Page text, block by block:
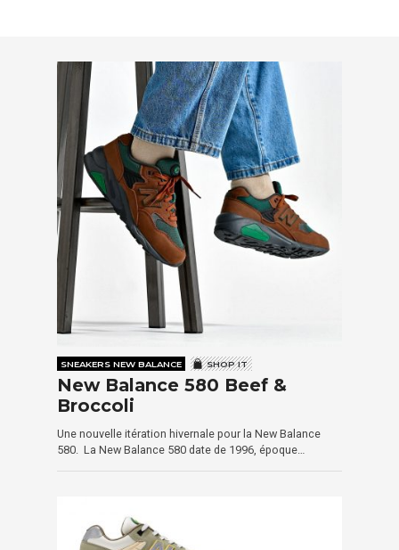
SNEAKERS NEW BALANCE SHOP IT
New Balance 580 Beef &
Broccoli
Une nouvelle itération hivernale pour la New Balance
580. La New Balance 580 date de 1996, époque…